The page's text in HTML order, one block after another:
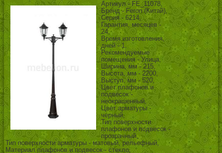
Артикул - FE_11078,
Бренд - Feron (Китай),
Серия - 6214,
Гарантия, месяцев -
24,
Время изготовления,
дней - 1,
Рекомендуемые
помещения - Улица,
Ширина, мм - 215,
Высота, мм - 2200,
Выступ, мм - 520,
Цвет плафонов и
подвесок -
неокрашенный,
Цвет арматуры -
черный,
Тип поверхности
плафонов и подвесок -
прозрачный,
Тип поверхности арматуры - матовый, рельефный,
Материал плафонов и подвесок - стекло,